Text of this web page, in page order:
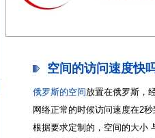
空间的访问速度快
俄罗斯的空间放置在俄罗斯，
网络正常的时候访问速度在2
根据要求定制的，空间的大小